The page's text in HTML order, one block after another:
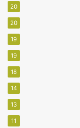
20
20
19
19
18
14
13
11